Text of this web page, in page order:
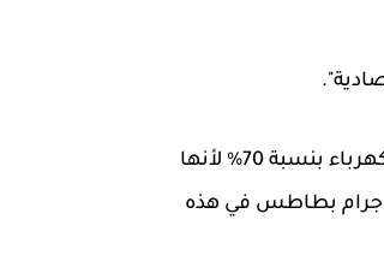
بجانب توفيرها الزيت المستخدم في إعداد الطعام، فهي أيضا توفر في استخدام الكهرباء بنسبة 70% لأنها
أسرع في إعداد الطعام بحسب أرقام شركة تيفال والتي نتجت عن اختبار طهي 800 جرام بطاطس في هذه